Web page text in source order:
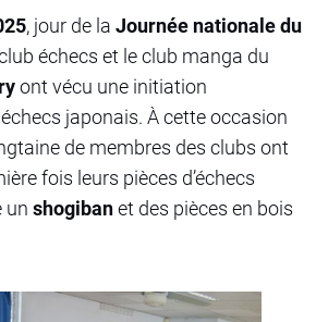
, jour de la Journée nationale du
échecs et le club manga du
ont vécu une initiation
japonais. À cette occasion
de membres des clubs ont
fois leurs pièces d’échecs
un shogibanet des pièces en bois